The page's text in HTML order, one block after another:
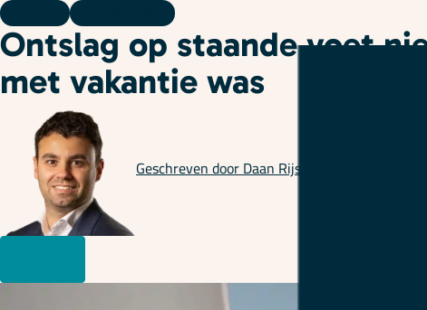
Ontslag op staande voet
met vakantie was
Geschreven doorDaan Rijsemus